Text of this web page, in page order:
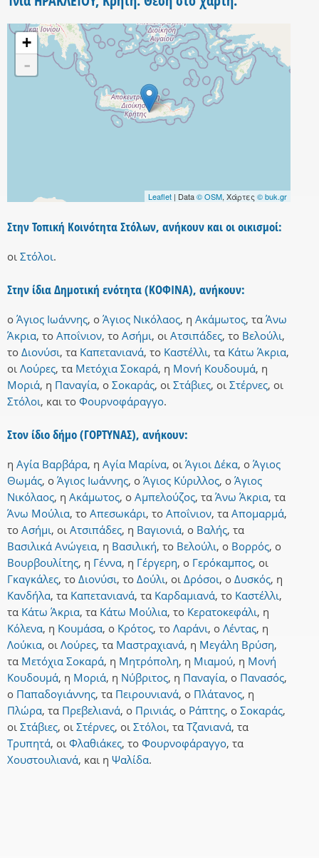
+
-
Leaflet | Data© OSM, Χάρτες © buk.gr
Στην Τοπική Κοινότητα Στόλων, ανήκουν και οι οικισμοί:
οι Στόλοι.
Στην ίδια Δημοτική ενότητα (ΚΟΦΙΝΑ), ανήκουν:
ο Άγιος Ιωάννης, ο Άγιος Νικόλαος, η Ακάμωτος, τα Άνω
Άκρια, το Αποΐνιον, το Ασήμι, οι Ατσιπάδες, το Βελούλι,
το Διονύσι, τα Καπετανιανά, το Καστέλλι, τα Κάτω Άκρια,
οι Λούρες, τα Μετόχια Σοκαρά, η Μονή Κουδουμά, η
Μοριά, η Παναγία, ο Σοκαράς, οι Στάβιες, οι Στέρνες, οι
Στόλοι, και το Φουρνοφάραγγο.
Στον ίδιο δήμο (ΓΟΡΤΥΝΑΣ), ανήκουν:
η Αγία Βαρβάρα, η Αγία Μαρίνα, οι Άγιοι Δέκα, ο Άγιος
Θωμάς, ο Άγιος Ιωάννης, ο Άγιος Κύριλλος, ο Άγιος
Νικόλαος, η Ακάμωτος, ο Αμπελούζος, τα Άνω Άκρια, τα
Άνω Μούλια, το Απεσωκάρι, το Αποΐνιον, τα Απομαρμά,
το Ασήμι, οι Ατσιπάδες, η Βαγιονιά, ο Βαλής, τα
Βασιλικά Ανώγεια, η Βασιλική, το Βελούλι, ο Βορρός, ο
Βουρβουλίτης, η Γέννα, η Γέργερη, ο Γερόκαμπος, οι
Γκαγκάλες, το Διονύσι, το Δούλι, οι Δρόσοι, ο Δυσκός, η
Κανδήλα, τα Καπετανιανά, τα Καρδαμιανά, το Καστέλλι,
τα Κάτω Άκρια, τα Κάτω Μούλια, το Κερατοκεφάλι, η
Κόλενα, η Κουμάσα, ο Κρότος, το Λαράνι, ο Λέντας, η
Λούκια, οι Λούρες, τα Μαστραχιανά, η Μεγάλη Βρύση,
τα Μετόχια Σοκαρά, η Μητρόπολη, η Μιαμού, η Μονή
Κουδουμά, η Μοριά, η Νύβριτος, η Παναγία, ο Πανασός,
ο Παπαδογιάννης, τα Πειρουνιανά, ο Πλάτανος, η
Πλώρα, τα Πρεβελιανά, ο Πρινιάς, ο Ράπτης, ο Σοκαράς,
οι Στάβιες, οι Στέρνες, οι Στόλοι, τα Τζανιανά, τα
Τρυπητά, οι Φλαθιάκες, το Φουρνοφάραγγο, τα
Χουστουλιανά, και η Ψαλίδα.